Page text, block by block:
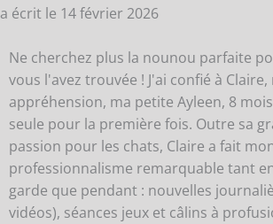
a écrit le 14 février 2026
Ne cherchez plus la nounou parfaite
vous l'avez trouvée ! J'ai confié à Claire,
appréhension, ma petite Ayleen, 8
seule pour la première fois. Outre sa
passion pour les chats, Claire a fait
professionnalisme remarquable tant
garde que pendant : nouvelles
vidéos), séances jeux et câlins à